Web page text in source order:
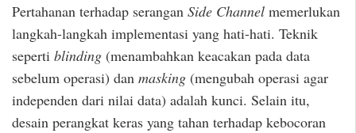
Pertahanan terhadap serangan Side Channel memerlukan
langkah-langkah implementasi yang hati-hati. Teknik
seperti blinding (menambahkan keacakan pada data
sebelum operasi) dan masking (mengubah operasi agar
independen dari nilai data) adalah kunci. Selain itu,
desain perangkat keras yang tahan terhadap kebocoran